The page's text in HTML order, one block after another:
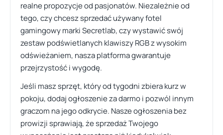
realne propozycje od pasjonatów. Niezależnie od
tego, czy chcesz sprzedać używany fotel
gamingowy marki Secretlab, czy wystawić swój
zestaw podświetlanych klawiszy RGB z wysokim
odświeżaniem, nasza platforma gwarantuje
przejrzystość i wygodę.
Jeśli masz sprzęt, który od tygodni zbiera kurz w
pokoju, dodaj ogłoszenie za darmo i pozwól innym
graczom na jego odkrycie. Nasze ogłoszenia bez
prowizji sprawiają, że sprzedaż Twojego